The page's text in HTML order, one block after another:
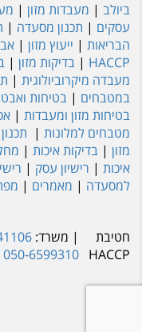
ביולב | מעבדות מזון |
עסקים | תכנון מסעדה |
הבריאות | ייעוץ מזון |
HACCP
| בדיקות מזון |
מעבדה מיקרוביולוגית |
במטבחים | בטיחות
בטיחות מזון ומעבדות |
מטבחים למלונות |
מזון | בדיקות איכות |
איכות | רישיון עסק |
למסעדה | מאמרים |
חטיבת
HACCP
| משרד:
050-6599310